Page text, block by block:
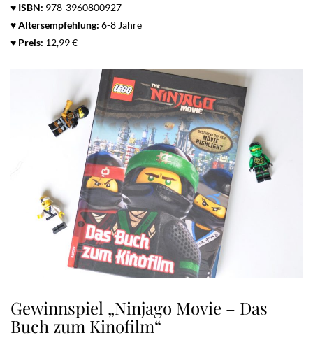
♥ ISBN: 978-3960800927
♥Altersempfehlung: 6-8 Jahre
♥ Preis: 12,99 €
Gewinnspiel „Ninjago Movie – Das
Buch zum Kinofilm“